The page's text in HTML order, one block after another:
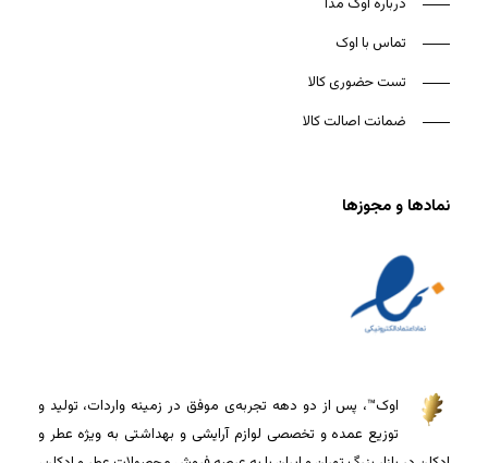
درباره اوک مدا
تماس با اوک
تست حضوری کالا
ضمانت اصالت کالا
نمادها و مجوزها
اوک™، پس از دو دهه تجربه‌ی موفق در زمینه واردات، تولید و
توزیع عمده و تخصصی لوازم آرایشی و بهداشتی به ویژه عطر و